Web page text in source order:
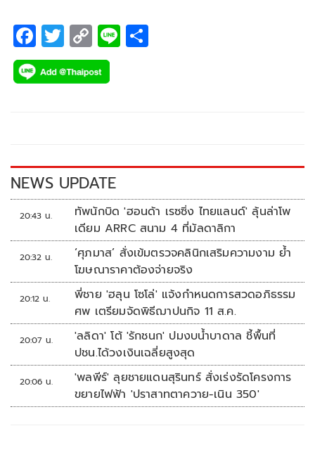
F
ac
e
k
T
wi
tt
C
o
p
k
Li
NEWS UPDATE
20:43 น.
ทัพนักบิด 'ฮอนด้า เรซซิ่ง ไทยแลนด์' ลุ้นล่าโพ
เดียม ARRC สนาม 4 ที่มัลดาลิกา
20:32 น.
‘ศุภมาส’ สั่งเข้มตรวจคลินิกเสริมความงาม ย้ำ
โฆษณาราคาต้องจ่ายจริง
20:12 น.
พี่ชาย 'ฮลุน โซโล่' แจ้งกำหนดการสวดอภิธรรม
ศพ เตรียมจัดพิธีฌาปนกิจ 11 ส.ค.
20:07 น.
'ลลิดา' โต้ 'รักชนก' ปมงบน้ำบาดาล ชี้พื้นที่
ปชน.ได้วงเงินเฉลี่ยสูงสุด
20:06 น.
'พลพีร์' ลุยชายแดนสุรินทร์ สั่งเร่งรัดโครงการ
ขยายไฟฟ้า 'ปราสาทตาควาย-เนิน 350'